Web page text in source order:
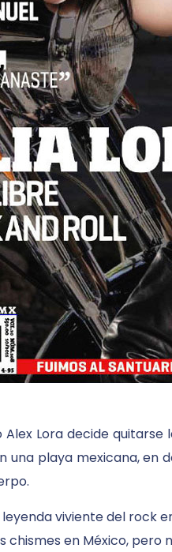
Alex Lora decide
una playa mexicana, en
viviente del rock
chismes en México, pero